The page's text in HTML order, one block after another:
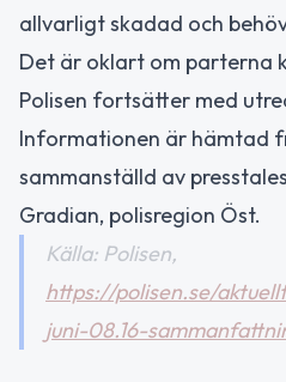
allvarligt skadad och
Det är oklart om parterna
Polisen fortsätter med
Informationen är hämtad
sammanställd av
Gradian, polisregion Öst.
Källa: Polisen,
https://polisen.se/
juni-08.16-